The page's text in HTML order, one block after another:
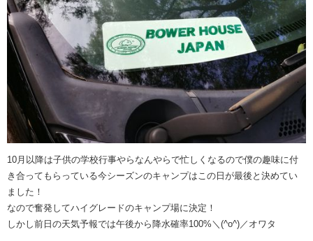
10月以降は子供の学校行事やらなんやらで忙しくなるので僕の趣味に付
き合ってもらっている今シーズンのキャンプはこの日が最後と決めてい
ました！
なので奮発してハイグレードのキャンプ場に決定！
しかし前日の天気予報では午後から降水確率100%＼(^o^)／オワタ